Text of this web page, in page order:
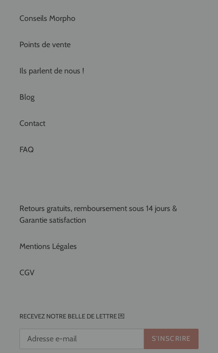
Conseils Morpho
Points de vente
Ils parlent de nous !
Blog
Contact
FAQ
Retours gratuits, remboursement sous 14 jours &
Garantie satisfaction
Mentions Légales
CGV
RECEVEZ NOTRE BELLE DE LETTRE 💌
S'INSCRIRE